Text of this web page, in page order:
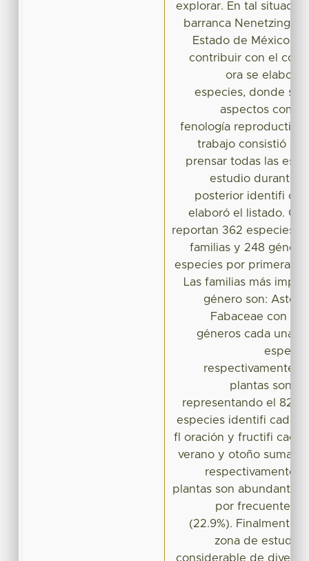
explorar. En tal
barranca Nenetzingo,
Estado de México.
contribuir con el
ora se elaboró
especies, donde se
aspectos
fenología reproductiva
trabajo consistió en
prensar todas las
estudio durante
posterior identifi
elaboró el listado.
reportan 362 especies
familias y 248
especies por primera
Las familias más
género son:
Fabaceae con
géneros cada una;
respectivamente.
plantas son
representando el
especies identifi cadas.
fl oración y fructifi
verano y otoño
respectivamente.
plantas son abundantes
por frecuentes
(22.9%). Finalmente
zona de estudio
considerable de